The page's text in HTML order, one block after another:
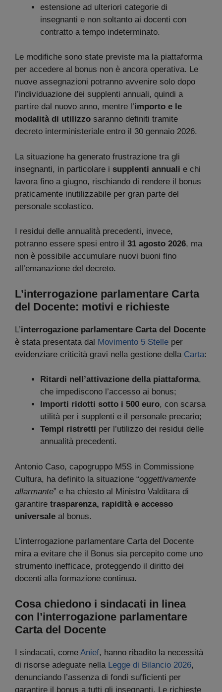
estensione ad ulteriori categorie di
insegnanti e non soltanto ai docenti con
contratto a tempo indeterminato.
Le modifiche sono state previste ma la piattaforma
per accedere al bonus non è ancora operativa. Le
nuove assegnazioni potranno avvenire solo dopo
l’individuazione dei supplenti annuali, quindi a
partire dal nuovo anno, mentre l’importo e le
modalità di utilizzo saranno definiti tramite
decreto interministeriale entro il 30 gennaio 2026.
La situazione ha generato frustrazione tra gli
insegnanti, in particolare i supplenti annuali e chi
lavora fino a giugno, rischiando di rendere il bonus
praticamente inutilizzabile per gran parte del
personale scolastico.
I residui delle annualità precedenti, invece,
potranno essere spesi entro il 31 agosto 2026, ma
non è possibile accumulare nuovi buoni fino
all’emanazione del decreto.
L’interrogazione parlamentare Carta
del Docente: motivi e richieste
L’interrogazione parlamentare Carta del Docente
è stata presentata dal Movimento 5 Stelle per
evidenziare criticità gravi nella gestione della Carta:
Ritardi nell’attivazione della piattaforma,
che impediscono l’accesso ai bonus;
Importi ridotti sotto i 500 euro, con scarsa
utilità per i supplenti e il personale precario;
Tempi ristretti per l’utilizzo dei residui delle
annualità precedenti.
Antonio Caso, capogruppo M5S in Commissione
Cultura, ha definito la situazione “oggettivamente
allarmante” e ha chiesto al Ministro Valditara di
garantire trasparenza, rapidità e accesso
universale al bonus.
L’interrogazione parlamentare Carta del Docente
mira a evitare che il Bonus sia percepito come uno
strumento inefficace, proteggendo il diritto dei
docenti alla formazione continua.
Cosa chiedono i sindacati in linea
con l’interrogazione parlamentare
Carta del Docente
I sindacati, come Anief, hanno ribadito la necessità
di risorse adeguate nella Legge di Bilancio 2026,
denunciando l’assenza di fondi sufficienti per
garantire il bonus a tutti gli insegnanti. Le richieste